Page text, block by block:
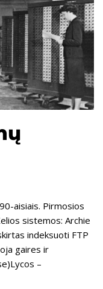
aisiais. Pirmosios
sistemos: Archie
indeksuoti FTP
gaires ir
–